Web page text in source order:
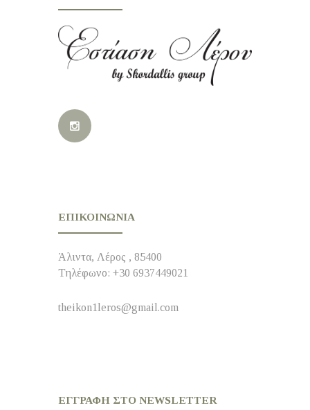
ΕΠΙΚΟΙΝΩΝΊΑ
Άλιντα, Λέρος , 85400
Τηλέφωνο: +30 6937449021
theikon1leros@gmail.com
ΕΓΓΡΑΦΉ ΣΤΟ NEWSLETTER